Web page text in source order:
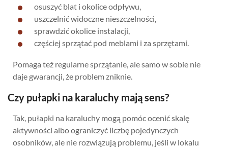
osuszyć blat i okolice odpływu,
uszczelnić widoczne nieszczelności,
sprawdzić okolice instalacji,
częściej sprzątać pod meblami i za sprzętami.
Pomaga też regularne sprzątanie, ale samo w sobie nie
daje gwarancji, że problem zniknie.
Czy pułapki na karaluchy mają sens?
Tak, pułapki na karaluchy mogą pomóc ocenić skalę
aktywności albo ograniczyć liczbę pojedynczych
osobników, ale nie rozwiązują problemu, jeśli w lokalu